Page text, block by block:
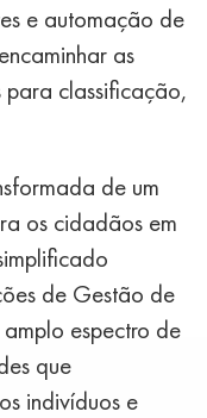
e automação de
as
para classificação,
de um
os cidadãos em
de Gestão de
espectro de
que
indivíduos e